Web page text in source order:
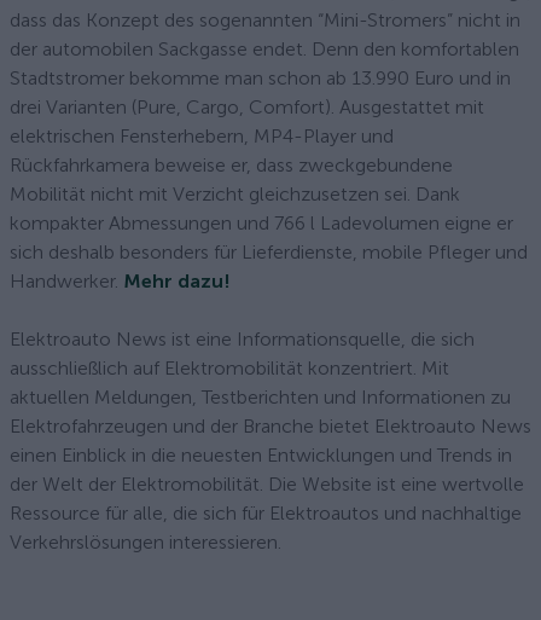
dass das Konzept des sogenannten “Mini-Stromers” nicht in
der automobilen Sackgasse endet. Denn den komfortablen
Stadtstromer bekomme man schon ab 13.990 Euro und in
drei Varianten (Pure, Cargo, Comfort). Ausgestattet mit
elektrischen Fensterhebern, MP4-Player und
Rückfahrkamera beweise er, dass zweckgebundene
Mobilität nicht mit Verzicht gleichzusetzen sei. Dank
kompakter Abmessungen und 766 l Ladevolumen eigne er
sich deshalb besonders für Lieferdienste, mobile Pfleger und
Handwerker. Mehr dazu!
Elektroauto News ist eine Informationsquelle, die sich
ausschließlich auf Elektromobilität konzentriert. Mit
aktuellen Meldungen, Testberichten und Informationen zu
Elektrofahrzeugen und der Branche bietet Elektroauto News
einen Einblick in die neuesten Entwicklungen und Trends in
der Welt der Elektromobilität. Die Website ist eine wertvolle
Ressource für alle, die sich für Elektroautos und nachhaltige
Verkehrslösungen interessieren.